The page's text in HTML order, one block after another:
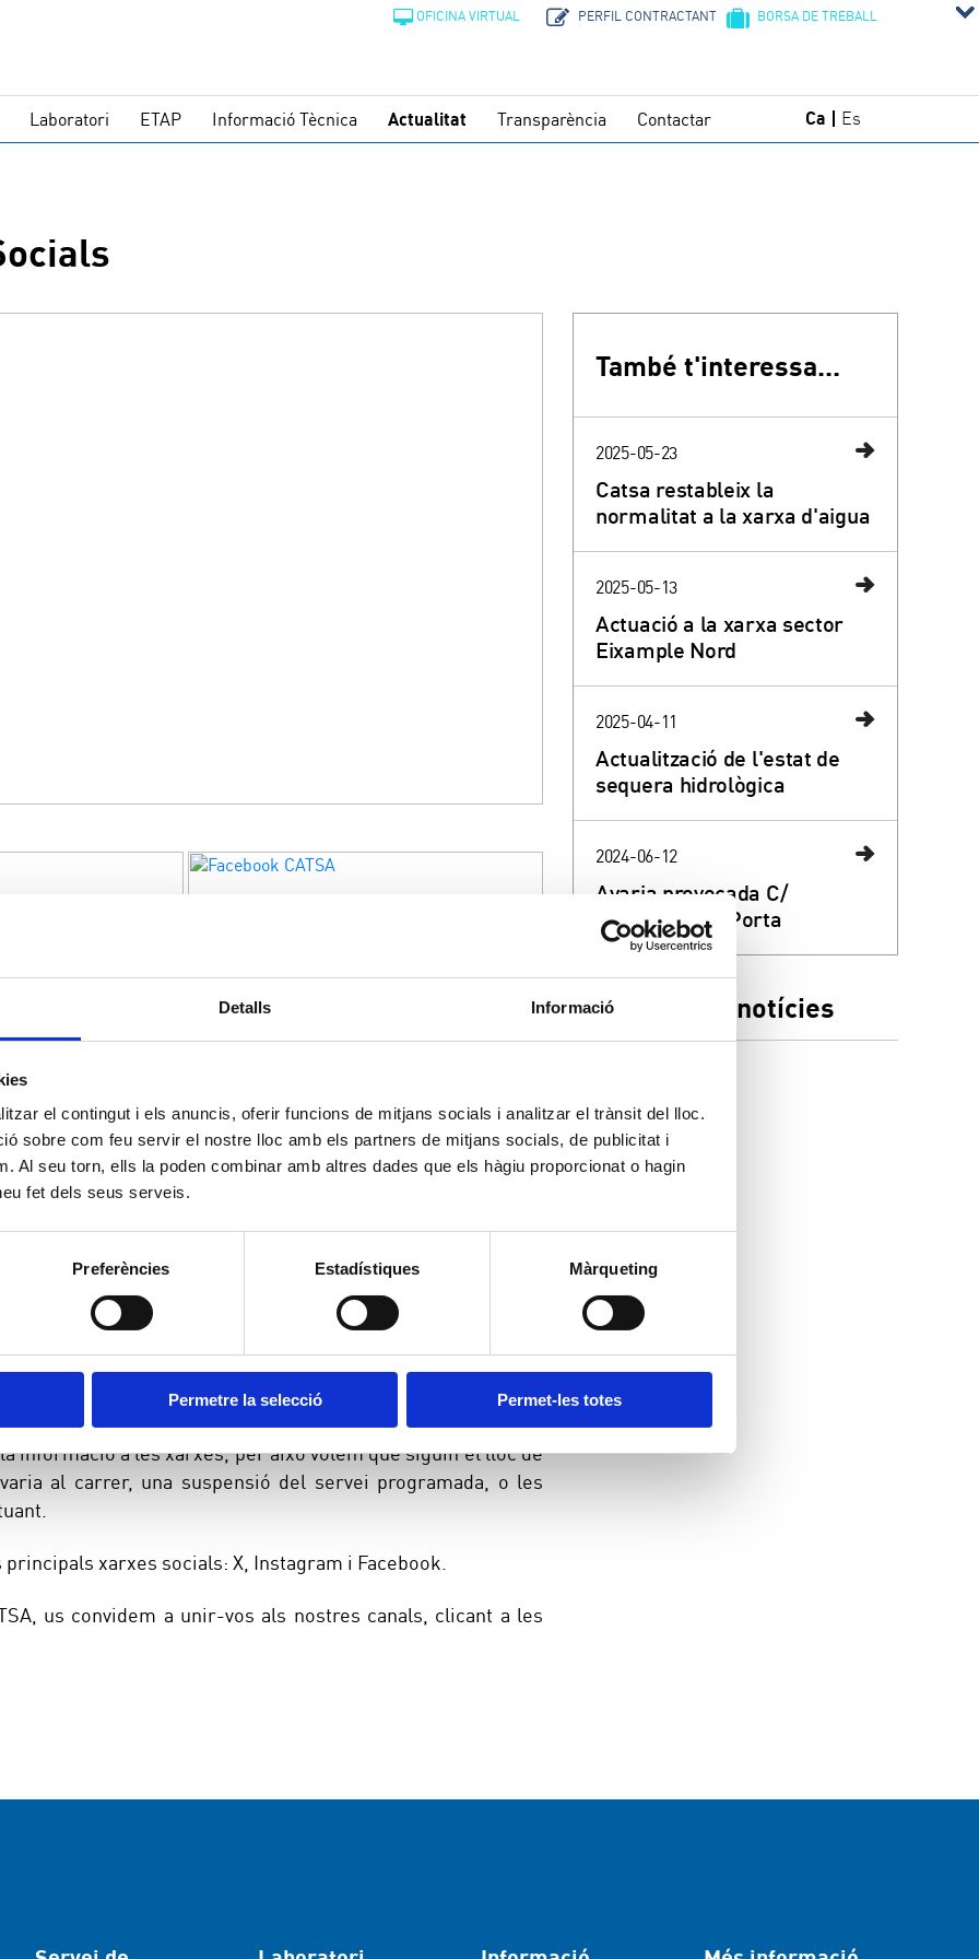
Detalls Informació
el contingut i els anuncis, oferir funcions de mitjans socials i analitzar el trànsit del lloc.
sobre com feu servir el nostre lloc amb els partners de mitjans socials, de publicitat i
Al seu torn, ells la poden combinar amb altres dades que els hàgiu proporcionat o hagin
fet dels seus serveis.
Preferències Estadístiques Màrqueting
Permetre la selecció Permet-les totes
Ca Es
OFICINA VIRTUAL PERFIL CONTRACTANT BORSA DE TREBALL
Laboratori ETAP Informació Tècnica Actualitat Transparència Contactar
socials.
l'aigua, des de la seva captació al Pasteral, el seu pas per la
les nostres aixetes. Volem que tothom pugui estar al dia de
i dels tràmits que es poden realitzar a les nostres oficines
darrers anys, ens veiem amb la responsabilitat d'oferir
i transmetre totes aquelles accions que des dels
duent a terme per preservar aquest bé.
informació a les xarxes, per això volem que siguin el lloc de
al carrer, una suspensió del servei programada, o les
xarxes socials: X, Instagram i Facebook.
us convidem a unir-vos als nostres canals, clicant a les
També t'interessa...
2025-05-23
Catsa restableix la
normalitat a la xarxa d'aigua
2025-05-13
Actuació a la xarxa sector
Eixample Nord
2025-04-11
Actualització de l'estat de
sequera hidrològica
2024-06-12
Avaria provocada C/
Bonastruc de Porta
Històric de notícies
2024
2023
2022
2020
2019